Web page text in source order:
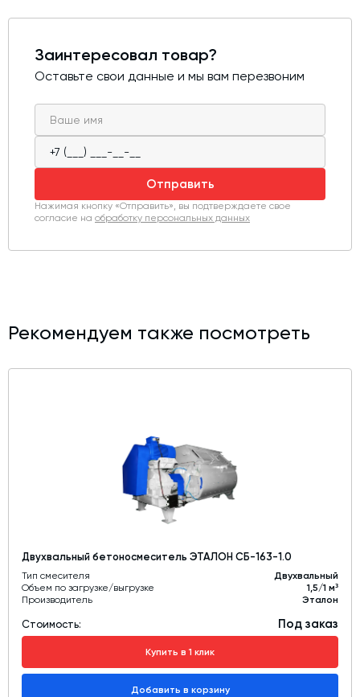
Заинтересовал товар?
Оставьте свои данные и мы вам перезвоним
Отправить
Нажимая кнопку «Отправить», вы подтверждаете свое
согласие на обработку персональных данных
Рекомендуем также посмотреть
Двухвальный бетоносмеситель ЭТАЛОН СБ-163-1.0
Тип смесителя
Двухвальный
Объем по загрузке/выгрузке
1,5/1 м³
Производитель
Эталон
Стоимость: Под заказ
Купить в 1 клик
Добавить в корзину